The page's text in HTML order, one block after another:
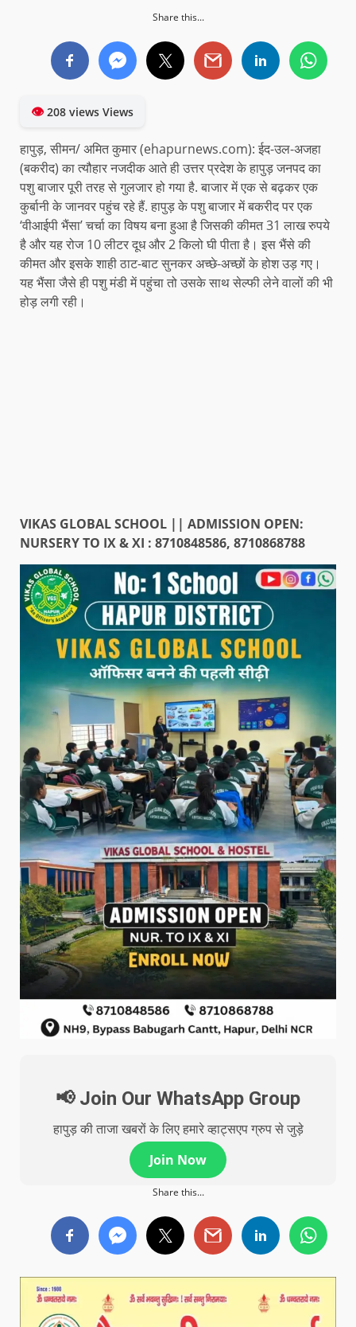
Share this...
👁208 views Views
हापुड़, सीमन/ अमित कुमार (ehapurnews.com): ईद-उल-अजहा
(बकरीद) का त्यौहार नजदीक आते ही उत्तर प्रदेश के हापुड़ जनपद का
पशु बाजार पूरी तरह से गुलजार हो गया है. बाजार में एक से बढ़कर एक
कुर्बानी के जानवर पहुंच रहे हैं. हापुड़ के पशु बाजार में बकरीद पर एक
‘वीआईपी भैंसा’ चर्चा का विषय बना हुआ है जिसकी कीमत 31 लाख रुपये
है और यह रोज 10 लीटर दूध और 2 किलो घी पीता है। इस भैंसे की
कीमत और इसके शाही ठाट-बाट सुनकर अच्छे-अच्छों के होश उड़ गए।
यह भैंसा जैसे ही पशु मंडी में पहुंचा तो उसके साथ सेल्फी लेने वालों की भी
होड़ लगी रही।
VIKAS GLOBAL SCHOOL || ADMISSION OPEN:
NURSERY TO IX & XI : 8710848586, 8710868788
📢 Join Our WhatsApp Group
हापुड़ की ताजा खबरों के लिए हमारे व्हाट्सएप ग्रुप से जुड़े
Join Now
Share this...